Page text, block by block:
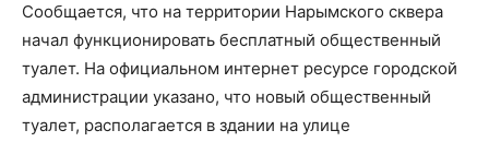
Сообщается, что на территории Нарымского сквера
начал функционировать бесплатный общественный
туалет. На официальном интернет ресурсе городской
администрации указано, что новый общественный
туалет, располагается в здании на улице